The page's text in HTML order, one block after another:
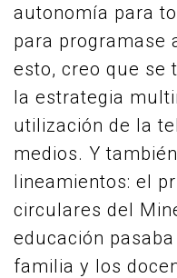
autonomía para
para programase
esto, creo que se
la estrategia
utilización de la
medios. Y
lineamientos: el
circulares del
educación
familia y los